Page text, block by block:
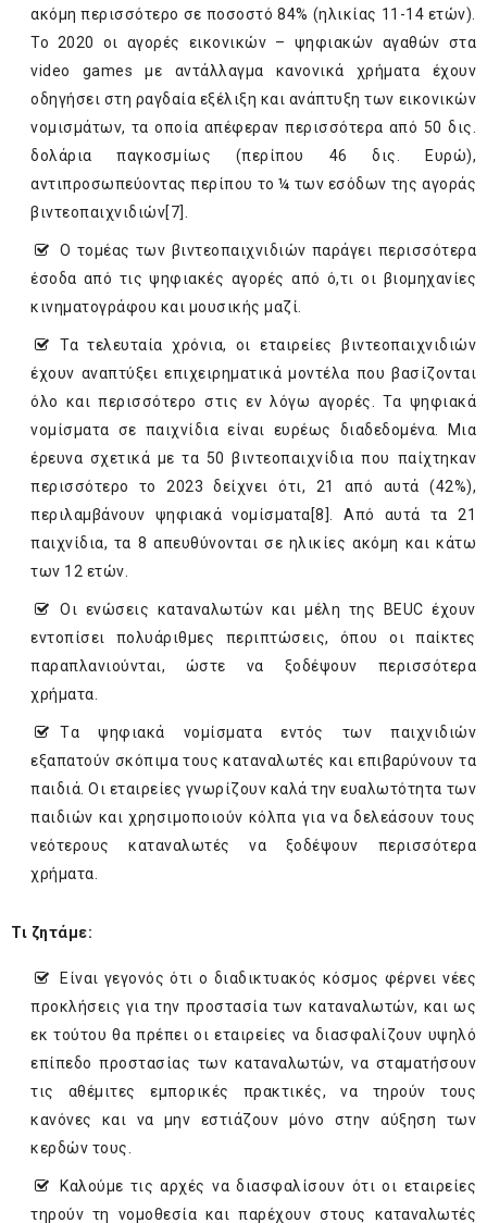
ακόμη περισσότερο σε ποσοστό 84% (ηλικίας 11-14 ετών).
Το 2020 οι αγορές εικονικών – ψηφιακών αγαθών στα
video games με αντάλλαγμα κανονικά χρήματα έχουν
οδηγήσει στη ραγδαία εξέλιξη και ανάπτυξη των εικονικών
νομισμάτων, τα οποία απέφεραν περισσότερα από 50 δις.
δολάρια παγκοσμίως (περίπου 46 δις. Ευρώ),
αντιπροσωπεύοντας περίπου το ¼ των εσόδων της αγοράς
βιντεοπαιχνιδιών[7].
Ο τομέας των βιντεοπαιχνιδιών παράγει περισσότερα
έσοδα από τις ψηφιακές αγορές από ό,τι οι βιομηχανίες
κινηματογράφου και μουσικής μαζί.
Τα τελευταία χρόνια, οι εταιρείες βιντεοπαιχνιδιών
έχουν αναπτύξει επιχειρηματικά μοντέλα που βασίζονται
όλο και περισσότερο στις εν λόγω αγορές. Τα ψηφιακά
νομίσματα σε παιχνίδια είναι ευρέως διαδεδομένα. Μια
έρευνα σχετικά με τα 50 βιντεοπαιχνίδια που παίχτηκαν
περισσότερο το 2023 δείχνει ότι, 21 από αυτά (42%),
περιλαμβάνουν ψηφιακά νομίσματα[8]. Από αυτά τα 21
παιχνίδια, τα 8 απευθύνονται σε ηλικίες ακόμη και κάτω
των 12 ετών.
Οι ενώσεις καταναλωτών και μέλη της BEUC έχουν
εντοπίσει πολυάριθμες περιπτώσεις, όπου οι παίκτες
παραπλανιούνται, ώστε να ξοδέψουν περισσότερα
χρήματα.
Tα ψηφιακά νομίσματα εντός των παιχνιδιών
εξαπατούν σκόπιμα τους καταναλωτές και επιβαρύνουν τα
παιδιά. Οι εταιρείες γνωρίζουν καλά την ευαλωτότητα των
παιδιών και χρησιμοποιούν κόλπα για να δελεάσουν τους
νεότερους καταναλωτές να ξοδέψουν περισσότερα
χρήματα.
Τι ζητάμε:
Είναι γεγονός ότι ο διαδικτυακός κόσμος φέρνει νέες
προκλήσεις για την προστασία των καταναλωτών, και ως
εκ τούτου θα πρέπει οι εταιρείες να διασφαλίζουν υψηλό
επίπεδο προστασίας των καταναλωτών, να σταματήσουν
τις αθέμιτες εμπορικές πρακτικές, να τηρούν τους
κανόνες και να μην εστιάζουν μόνο στην αύξηση των
κερδών τους.
Καλούμε τις αρχές να διασφαλίσουν ότι οι εταιρείες
τηρούν τη νομοθεσία και παρέχουν στους καταναλωτές